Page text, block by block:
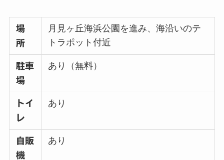
場
所
月見ヶ丘海浜公園を進み、海沿いのテ
トラポット付近
駐車
場
あり（無料）
トイ
レ
あり
自販
機
あり